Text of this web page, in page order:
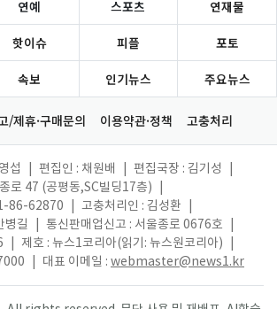
연예 스포츠 연재물
핫이슈 피플 포토
속보 인기뉴스 주요뉴스
/제휴·구매문의 이용약관·정책 고충처리
섭 편집인 : 채원배 편집국장 : 김기성
로 47 (공평동,SC빌딩17층)
86-62870
고충처리인 : 김성환
병길
통신판매업신고 : 서울종로 0676호
제호 : 뉴스1코리아(읽기: 뉴스원코리아)
대표 이메일 : webmaster@news1.kr